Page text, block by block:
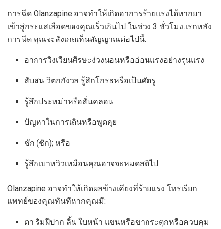
การฉีด Olanzapine อาจทำให้เกิดอาการร้ายแรงได้หากยา
เข้าสู่กระแสเลือดของคุณเร็วเกินไป ในช่วง 3 ชั่วโมงแรกหลัง
การฉีด คุณจะสังเกตเห็นสัญญาณต่อไปนี้:
อาการวิงเวียนศีรษะง่วงนอนหรืออ่อนแรงอย่างรุนแรง
สับสน วิตกกังวล รู้สึกโกรธหรือเป็นศัตรู
รู้สึกประหม่าหรือสั่นคลอน
ปัญหาในการเดินหรือพูดคุย
ชัก (ชัก); หรือ
รู้สึกเบาหวิวเหมือนคุณอาจจะหมดสติไป
Olanzapine อาจทำให้เกิดผลข้างเคียงที่ร้ายแรง โทรเรียก
แพทย์ของคุณทันทีหากคุณมี:
ตา ริมฝีปาก ลิ้น ใบหน้า แขนหรือขากระตุกหรือควบคุม